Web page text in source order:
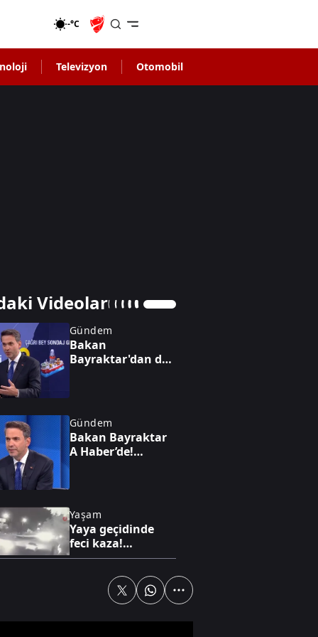
-°C
Televizyon Otomobil
Videolar
Gündem
Bakan
Bayraktar'dan dev
trilyon dolarlık
hazine
Gündem
Bakan Bayraktar
A Haber’de!
Bulgaristan'da
sahaya iniyor
Yaşam
Yaya geçidinde
feci kaza!
Karşıdan karşıya
can verdi!
Hürmüz'de kritik